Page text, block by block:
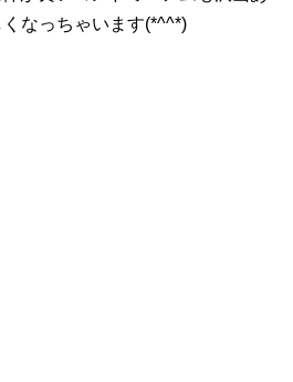
なっちゃいます(*^^*)